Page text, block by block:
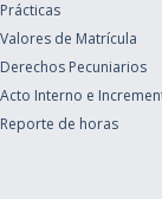
Prácticas
Valores de Matrícula
Derechos Pecuniarios
Acto Interno e
Reporte de horas